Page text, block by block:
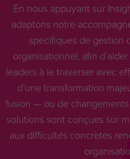
En nous appuyant sur
adaptons notre
spécifiques de gestion
organisationnel, afin
leaders à le traverser avec
d’une transformation
fusion — ou de
solutions sont conçues sur
aux difficultés concrètes